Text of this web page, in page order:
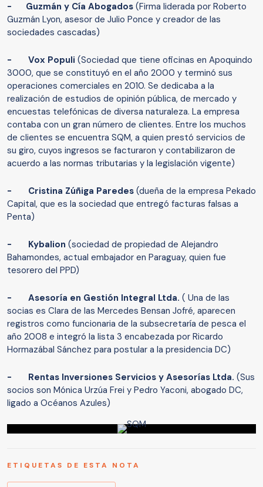
- Guzmán y Cía Abogados (Firma liderada por Roberto
Guzmán Lyon, asesor de Julio Ponce y creador de las
sociedades cascadas)
- Vox Populi (Sociedad que tiene oficinas en Apoquindo
3000, que se constituyó en el año 2000 y terminó sus
operaciones comerciales en 2010. Se dedicaba a la
realización de estudios de opinión pública, de mercado y
encuestas telefónicas de diversa naturaleza. La empresa
contaba con un gran número de clientes. Entre los muchos
de clientes se encuentra SQM, a quien prestó servicios de
su giro, cuyos ingresos se facturaron y contabilizaron de
acuerdo a las normas tributarias y la legislación vigente)
- Cristina Zúñiga Paredes (dueña de la empresa Pekado
Capital, que es la sociedad que entregó facturas falsas a
Penta)
- Kybalion (sociedad de propiedad de Alejandro
Bahamondes, actual embajador en Paraguay, quien fue
tesorero del PPD)
- Asesoría en Gestión Integral Ltda. ( Una de las
socias es Clara de las Mercedes Bensan Jofré, aparecen
registros como funcionaria de la subsecretaría de pesca el
año 2008 e integró la lista 3 encabezada por Ricardo
Hormazábal Sánchez para postular a la presidencia DC)
- Rentas Inversiones Servicios y Asesorías Ltda. (Sus
socios son Mónica Urzúa Frei y Pedro Yaconi, abogado DC,
ligado a Océanos Azules)
ETIQUETAS DE ESTA NOTA